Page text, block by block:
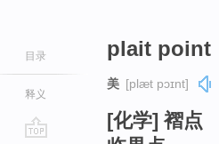
目录
释义
plait point
美 [plæt pɔɪnt]
[化学] 褶点